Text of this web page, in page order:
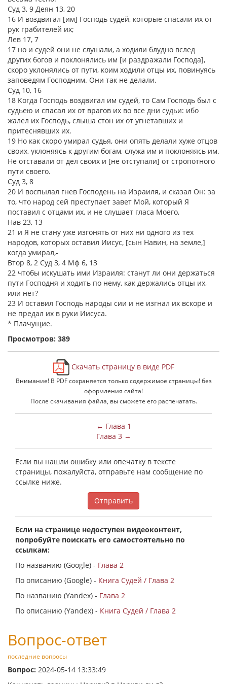
Суд 3, 9 Деян 13, 20
16 И воздвигал [им] Господь судей, которые спасали их от
рук грабителей их;
Лев 17, 7
17 но и судей они не слушали, а ходили блудно вслед
других богов и поклонялись им [и раздражали Господа],
скоро уклонялись от пути, коим ходили отцы их, повинуясь
заповедям Господним. Они так не делали.
Суд 10, 16
18 Когда Господь воздвигал им судей, то Сам Господь был с
судьею и спасал их от врагов их во все дни судьи: ибо
жалел их Господь, слыша стон их от угнетавших и
притеснявших их.
19 Но как скоро умирал судья, они опять делали хуже отцов
своих, уклоняясь к другим богам, служа им и поклоняясь им.
Не отставали от дел своих и [не отступали] от стропотного
пути своего.
Суд 3, 8
20 И воспылал гнев Господень на Израиля, и сказал Он: за
то, что народ сей преступает завет Мой, который Я
поставил с отцами их, и не слушает гласа Моего,
Нав 23, 13
21 и Я не стану уже изгонять от них ни одного из тех
народов, которых оставил Иисус, [сын Навин, на земле,]
когда умирал,-
Втор 8, 2 Суд 3, 4 Мф 6, 13
22 чтобы искушать ими Израиля: станут ли они держаться
пути Господня и ходить по нему, как держались отцы их,
или нет?
23 И оставил Господь народы сии и не изгнал их вскоре и
не предал их в руки Иисуса.
* Плачущие.
Просмотров: 389
Скачать страницу в виде PDF
Внимание! В PDF сохраняется только содержимое страницы! без
оформления сайта!
После скачивания файла, вы сможете его распечатать.
← Глава 1
Глава 3 →
Если вы нашли ошибку или опечатку в тексте
страницы, пожалуйста, отправьте нам сообщение по
ссылке ниже.
Отправить
Если на странице недоступен видеоконтент,
попробуйте поискать его самостоятельно по
ссылкам:
По названию (Google) - Глава 2
По описанию (Google) - Книга Судей / Глава 2
По названию (Yandex) - Глава 2
По описанию (Yandex) - Книга Судей / Глава 2
Вопрос-ответ
последние вопросы
Вопрос: 2024-05-14 13:33:49